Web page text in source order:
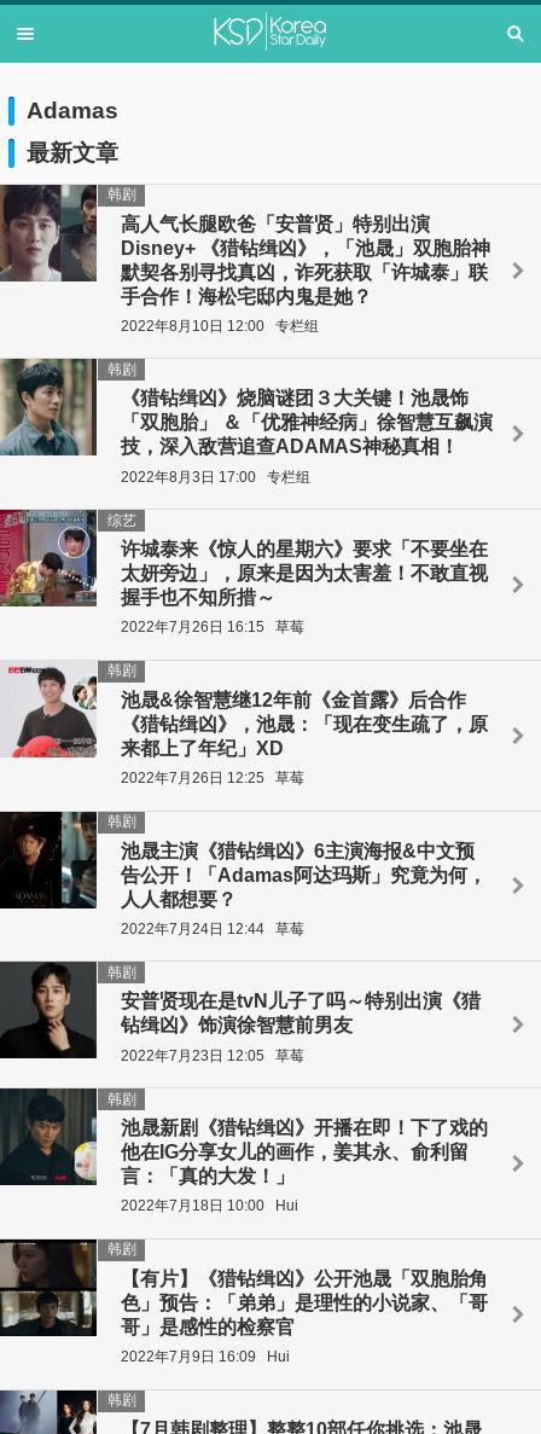
Adamas
最新文章
高人气长腿欧爸「安普贤」特别出演
Disney+ 《猎钻缉凶》，「池晟」双胞胎神
默契各别寻找真凶，诈死获取「许城泰」联
手合作！海松宅邸内鬼是她？
韩剧
2022年8月10日 12:00 专栏组
《猎钻缉凶》烧脑谜团３大关键！池晟饰
「双胞胎」 ＆「优雅神经病」徐智慧互飙演
技，深入敌营追查ADAMAS神秘真相！
韩剧
2022年8月3日 17:00 专栏组
许城泰来《惊人的星期六》要求「不要坐在
太妍旁边」，原来是因为太害羞！不敢直视
握手也不知所措～
综艺
2022年7月26日 16:15 草莓
池晟&徐智慧继12年前《金首露》后合作
《猎钻缉凶》，池晟：「现在变生疏了，原
来都上了年纪」XD
韩剧
2022年7月26日 12:25 草莓
池晟主演《猎钻缉凶》6主演海报&中文预
告公开！「Adamas阿达玛斯」究竟为何，
人人都想要？
韩剧
2022年7月24日 12:44 草莓
安普贤现在是tvN儿子了吗～特别出演《猎
钻缉凶》饰演徐智慧前男友
韩剧
2022年7月23日 12:05 草莓
池晟新剧《猎钻缉凶》开播在即！下了戏的
他在IG分享女儿的画作，姜其永、俞利留
言：「真的大发！」
韩剧
2022年7月18日 10:00 Hui
【有片】《猎钻缉凶》公开池晟「双胞胎角
色」预告：「弟弟」是理性的小说家、「哥
哥」是感性的检察官
韩剧
2022年7月9日 16:09 Hui
【7月韩剧整理】整整10部任你挑选：池晟
韩剧